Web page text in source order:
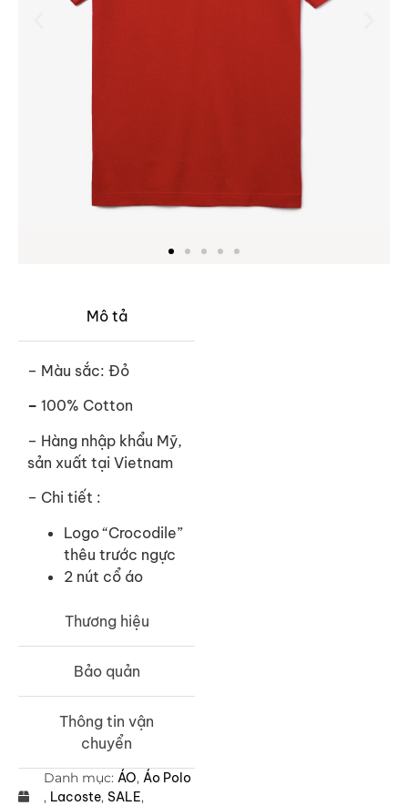
Mô tả
Thương hiệu
Bảo quản
Thông tin vận
chuyển
– Màu sắc: Đỏ
– 100% Cotton
– Hàng nhập khẩu Mỹ,
sản xuất tại Vietnam
– Chi tiết :
Logo “Crocodile”
thêu trước ngực
2 nút cổ áo
Danh mục: ÁO, Áo Polo
, Lacoste, SALE,